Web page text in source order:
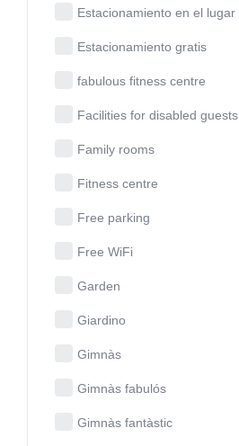
Estacionamiento en el lugar
Estacionamiento gratis
fabulous fitness centre
Facilities for disabled guests
Family rooms
Fitness centre
Free parking
Free WiFi
Garden
Giardino
Gimnàs
Gimnàs fabulós
Gimnàs fantàstic